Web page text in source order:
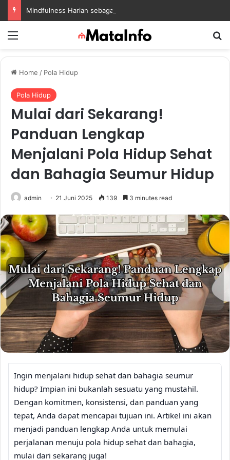
Home / Pola Hidup
Pola Hidup
Mulai dari Sekarang!
Panduan Lengkap
Menjalani Pola Hidup Sehat
dan Bahagia Seumur Hidup
admin 21 Juni 2025 139 3 minutes read
Ingin menjalani hidup sehat dan bahagia seumur
hidup? Impian ini bukanlah sesuatu yang mustahil.
Dengan komitmen, konsistensi, dan panduan yang
tepat, Anda dapat mencapai tujuan ini. Artikel ini akan
menjadi panduan lengkap Anda untuk memulai
perjalanan menuju pola hidup sehat dan bahagia,
mulai dari sekarang juga!